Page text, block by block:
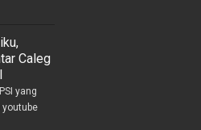
Caleg
yang